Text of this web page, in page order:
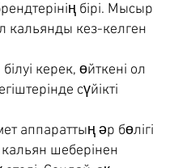
бірі. Мысыр
кальянды кез-келген
керек, өйткені ол
сүйікті
аппараттың әр бөлігі
шеберінен